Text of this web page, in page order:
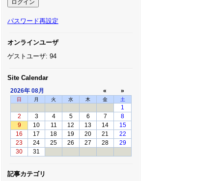
パスワード再設定
オンラインユーザ
ゲストユーザ: 94
Site Calendar
2026年 08月 « »
日 月 火 水 木 金 土
1
2
3 4 5 6 7
8
9
10 11 12 13 14
15
16
17 18 19 20 21
22
23
24 25 26 27 28
29
30
31
記事カテゴリ